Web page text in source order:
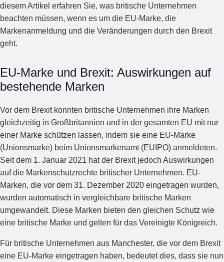
diesem Artikel erfahren Sie, was britische Unternehmen
beachten müssen, wenn es um die EU-Marke, die
Markenanmeldung und die Veränderungen durch den Brexit
geht.
EU-Marke und Brexit: Auswirkungen auf
bestehende Marken
Vor dem Brexit konnten britische Unternehmen ihre Marken
gleichzeitig in Großbritannien und in der gesamten EU mit nur
einer Marke schützen lassen, indem sie eine EU-Marke
(Unionsmarke) beim Unionsmarkenamt (EUIPO) anmeldeten.
Seit dem 1. Januar 2021 hat der Brexit jedoch Auswirkungen
auf die Markenschutzrechte britischer Unternehmen. EU-
Marken, die vor dem 31. Dezember 2020 eingetragen wurden,
wurden automatisch in vergleichbare britische Marken
umgewandelt. Diese Marken bieten den gleichen Schutz wie
eine britische Marke und gelten für das Vereinigte Königreich.
Für britische Unternehmen aus Manchester, die vor dem Brexit
eine EU-Marke eingetragen haben, bedeutet dies, dass sie nun